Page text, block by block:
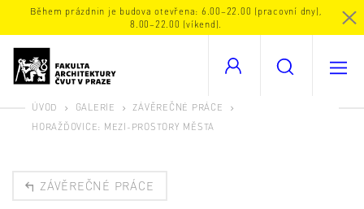
Během prázdnin je budova otevřena: 6.00–22.00 (pracovní dny),
8.00–22.00 (víkend).
ÚVOD GALERIE
ZÁVĚREČNÉ PRÁCE
HORAŽĎOVICE: MEZI-PROSTORY MĚSTA
ZÁVĚREČNÉ PRÁCE